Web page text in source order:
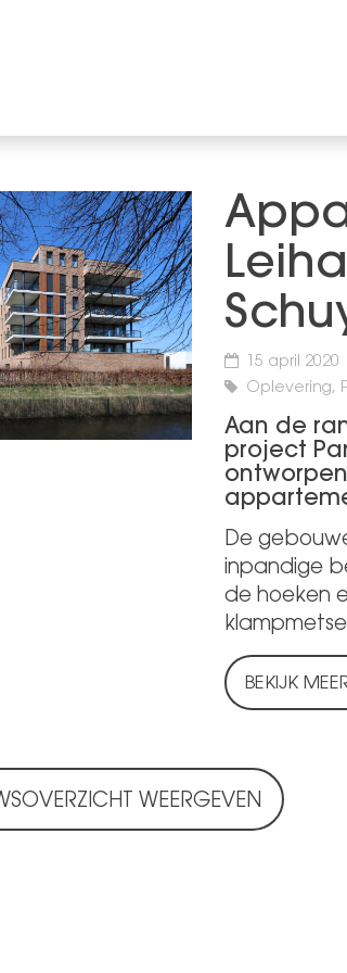
15 april 2020
Oplevering,
Aan de
project
De
inpandige
de hoeken
BEKIJK
WEERGEVEN